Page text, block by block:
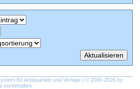
für Antiquariate und Verlage | © 2006-2026 by
vorbehalten.